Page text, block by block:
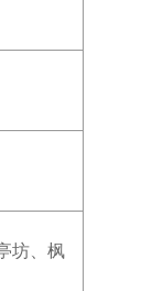
坊、枫